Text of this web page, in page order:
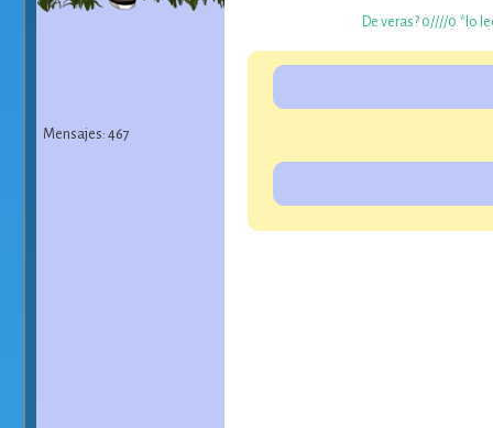
Mensajes: 467
De veras? 0////0 *lo